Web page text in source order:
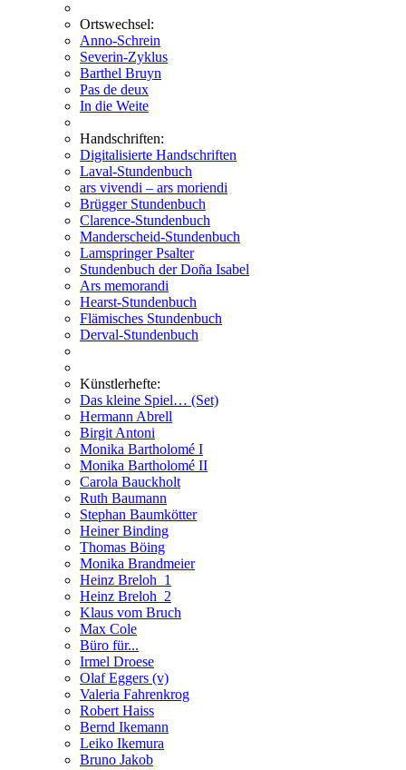
Ortswechsel:
Anno-Schrein
Severin-Zyklus
Barthel Bruyn
Pas de deux
In die Weite
Handschriften:
Digitalisierte Handschriften
Laval-Stundenbuch
ars vivendi – ars moriendi
Brügger Stundenbuch
Clarence-Stundenbuch
Manderscheid-Stundenbuch
Lamspringer Psalter
Stundenbuch der Doña Isabel
Ars memorandi
Hearst-Stundenbuch
Flämisches Stundenbuch
Derval-Stundenbuch
Künstlerhefte:
Das kleine Spiel… (Set)
Hermann Abrell
Birgit Antoni
Monika Bartholomé I
Monika Bartholomé II
Carola Bauckholt
Ruth Baumann
Stephan Baumkötter
Heiner Binding
Thomas Böing
Monika Brandmeier
Heinz Breloh_1
Heinz Breloh_2
Klaus vom Bruch
Max Cole
Büro für...
Irmel Droese
Olaf Eggers (v)
Valeria Fahrenkrog
Robert Haiss
Bernd Ikemann
Leiko Ikemura
Bruno Jakob